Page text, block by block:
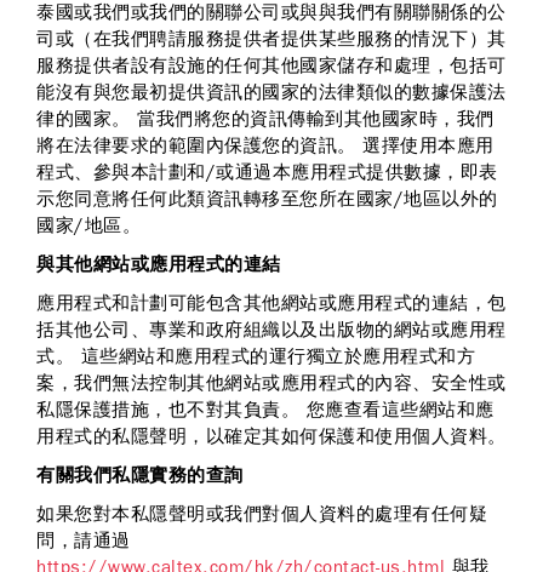
泰國或我們或我們的關聯公司或與與我們有關聯關係的公
司或（在我們聘請服務提供者提供某些服務的情況下）其
服務提供者設有設施的任何其他國家儲存和處理，包括可
能沒有與您最初提供資訊的國家的法律類似的數據保護法
律的國家。 當我們將您的資訊傳輸到其他國家時，我們
將在法律要求的範圍內保護您的資訊。 選擇使用本應用
程式、參與本計劃和/或通過本應用程式提供數據，即表
示您同意將任何此類資訊轉移至您所在國家/地區以外的
國家/地區。
與其他網站或應用程式的連結
應用程式和計劃可能包含其他網站或應用程式的連結，包
括其他公司、專業和政府組織以及出版物的網站或應用程
式。 這些網站和應用程式的運行獨立於應用程式和方
案，我們無法控制其他網站或應用程式的內容、安全性或
私隱保護措施，也不對其負責。 您應查看這些網站和應
用程式的私隱聲明，以確定其如何保護和使用個人資料。
有關我們私隱實務的查詢
如果您對本私隱聲明或我們對個人資料的處理有任何疑
問，請通過
https://www.caltex.com/hk/zh/contact-us.html 與我